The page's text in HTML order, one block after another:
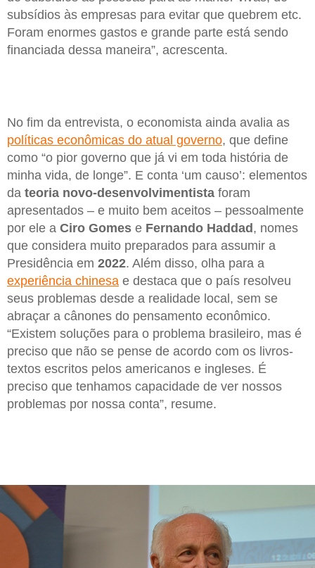
subsídios às empresas para evitar que quebrem etc.
Foram enormes gastos e grande parte está sendo
financiada dessa maneira”, acrescenta.
No fim da entrevista, o economista ainda avalia as
políticas econômicas do atual governo, que define
como “o pior governo que já vi em toda história de
minha vida, de longe”. E conta ‘um causo’: elementos
da teoria novo-desenvolvimentista foram
apresentados – e muito bem aceitos – pessoalmente
por ele a Ciro Gomes e Fernando Haddad , nomes
que considera muito preparados para assumir a
Presidência em 2022. Além disso, olha para a
experiência chinesa e destaca que o país resolveu
seus problemas desde a realidade local, sem se
abraçar a cânones do pensamento econômico.
“Existem soluções para o problema brasileiro, mas é
preciso que não se pense de acordo com os livros-
textos escritos pelos americanos e ingleses. É
preciso que tenhamos capacidade de ver nossos
problemas por nossa conta”, resume.